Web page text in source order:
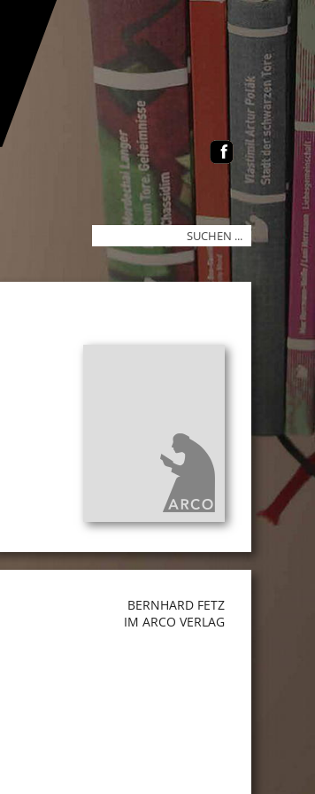
BERNHARD FETZ
IM ARCO VERLAG